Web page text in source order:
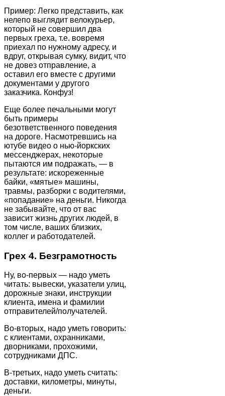
Пример: Легко представить, как
нелепо выглядит велокурьер,
который не совершил два
первых греха, т.е. вовремя
приехал по нужному адресу, и
вдруг, открывая сумку, видит, что
не довез отправление, а
оставил его вместе с другими
документами у другого
заказчика. Конфуз!
Еще более печальными могут
быть примеры
безответственного поведения
на дороге. Насмотревшись на
ютубе видео о нью-йоркских
мессенджерах, некоторые
пытаются им подражать, — в
результате: искореженные
байки, «мятые» машины,
травмы, разборки с водителями,
«попадание» на деньги. Никогда
не забывайте, что от вас
зависит жизнь других людей, в
том числе, ваших близких,
коллег и работодателей.
Грех 4. Безграмотность
Ну, во-первых — надо уметь
читать: вывески, указатели улиц,
дорожные знаки, инструкции
клиента, имена и фамилии
отправителей/получателей.
Во-вторых, надо уметь говорить:
с клиентами, охранниками,
дворниками, прохожими,
сотрудниками ДПС.
В-третьих, надо уметь считать:
доставки, километры, минуты,
деньги.